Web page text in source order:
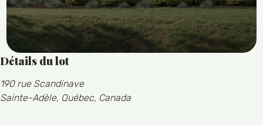
Détails du lot
190 rue Scandinave
Sainte-Adèle, Québec, Canada